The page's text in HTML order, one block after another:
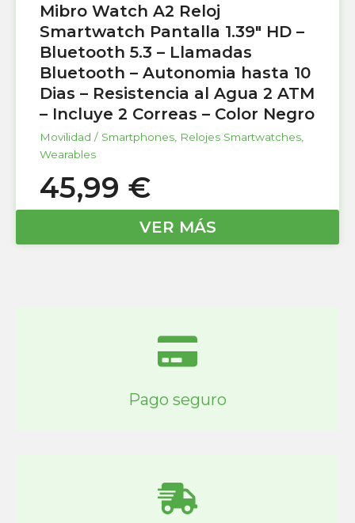
Mibro Watch A2 Reloj
Smartwatch Pantalla 1.39″ HD –
Bluetooth 5.3 – Llamadas
Bluetooth – Autonomia hasta 10
Dias – Resistencia al Agua 2 ATM
– Incluye 2 Correas – Color Negro
Movilidad / Smartphones Relojes Smartwatches
Wearables
45,99 €
VER MÁS
Pago seguro